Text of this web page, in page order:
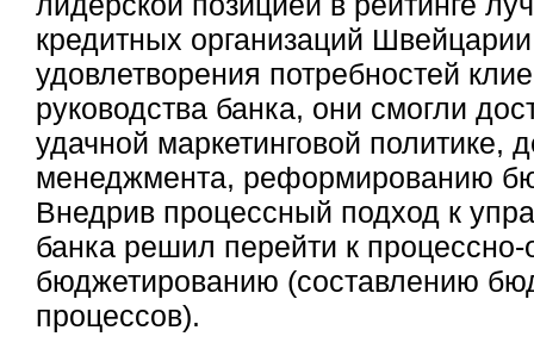
кредитных организаций
удовлетворения потребностей
руководства банка, они смогли
удачной маркетинговой политике,
менеджмента, реформированию
Внедрив процессный подход к
банка решил перейти к
бюджетированию (составлению
процессов).